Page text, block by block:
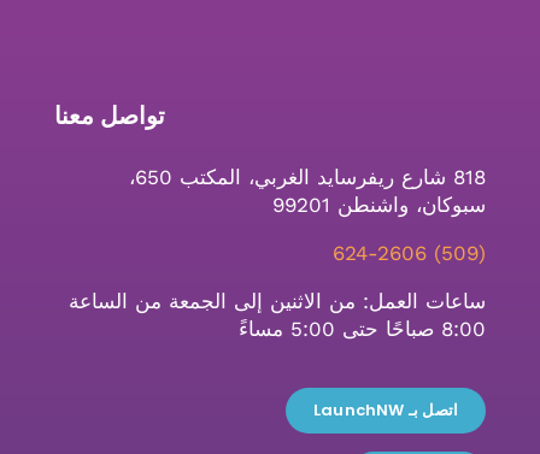
تواصل معنا
818 شارع ريفرسايد الغربي، المكتب 650،
سبوكان، واشنطن 99201
(509) 624-2606
ساعات العمل: من الاثنين إلى الجمعة من الساعة
8:00 صباحًا حتى 5:00 مساءً
اتصل بـ LaunchNW